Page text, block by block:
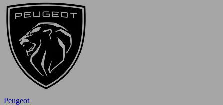
Peugeot